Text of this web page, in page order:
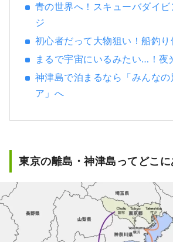
青の世界へ！スキューバダイ
ジ
初心者だって大物狙い！船釣り
まるで宇宙にいるみたい…！夜
神津島で泊まるなら「みんなの
ア」へ
東京の離島・神津島ってどこに